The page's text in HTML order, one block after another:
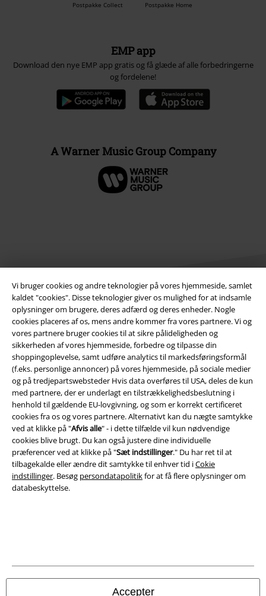
Vi bruger cookies og andre teknologier på vores hjemmeside, samlet
kaldet "cookies". Disse teknologier giver os mulighed for at indsamle
oplysninger om brugere, deres adfærd og deres enheder. Nogle
cookies placeres af os, mens andre kommer fra vores partnere. Vi og
vores partnere bruger cookies til at sikre pålideligheden og
sikkerheden af ​​vores hjemmeside, forbedre og tilpasse din
shoppingoplevelse, samt udføre analytics til markedsføringsformål
(f.eks. personlige annoncer) på vores hjemmeside, på sociale medier
og på tredjepartswebsteder Hvis data overføres til USA, deles de kun
med partnere, der er underlagt en tilstrækkelighedsbeslutning i
henhold til gældende EU-lovgivning, og som er korrekt certificeret
cookies fra os og vores partnere. Alternativt kan du nægte samtykke
ved at klikke på "Afvis alle" - i dette tilfælde vil kun nødvendige
cookies blive brugt. Du kan også justere dine individuelle
præferencer ved at klikke på "Sæt indstillinger." Du har ret til at
tilbagekalde eller ændre dit samtykke til enhver tid iCokie
indstillinger. Besøg persondatapolitikfor at få flere oplysninger om
databeskyttelse.
Accepter
Postpakke Collect Postpakke Home
EMP app
Download den nye EMP app gratis og få glæde af alle forbedringerne
og fordelene!
A Warner Music Group Company
Juridisk
Salgs-, medlems- & leveringsbetingelser
Om EMP Danmark
Persondatapolitik
Bortskaffelse af affald og miljøbeskyttelse
Overensstemmelseserklæring
Oplysninger om tilgængelighed